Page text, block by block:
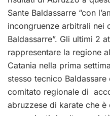
Sante Baldassarre “con
incongruenze arbitrali nei
Baldassarre”. Gli ultimi 2
rappresentare la regione
Catania nella prima
stesso tecnico
comitato regionale di
abruzzese di karate che